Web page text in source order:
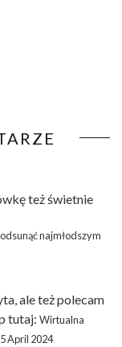
też świetnie
najmłodszym
ale też polecam
tutaj: Wirtualna
April 2024